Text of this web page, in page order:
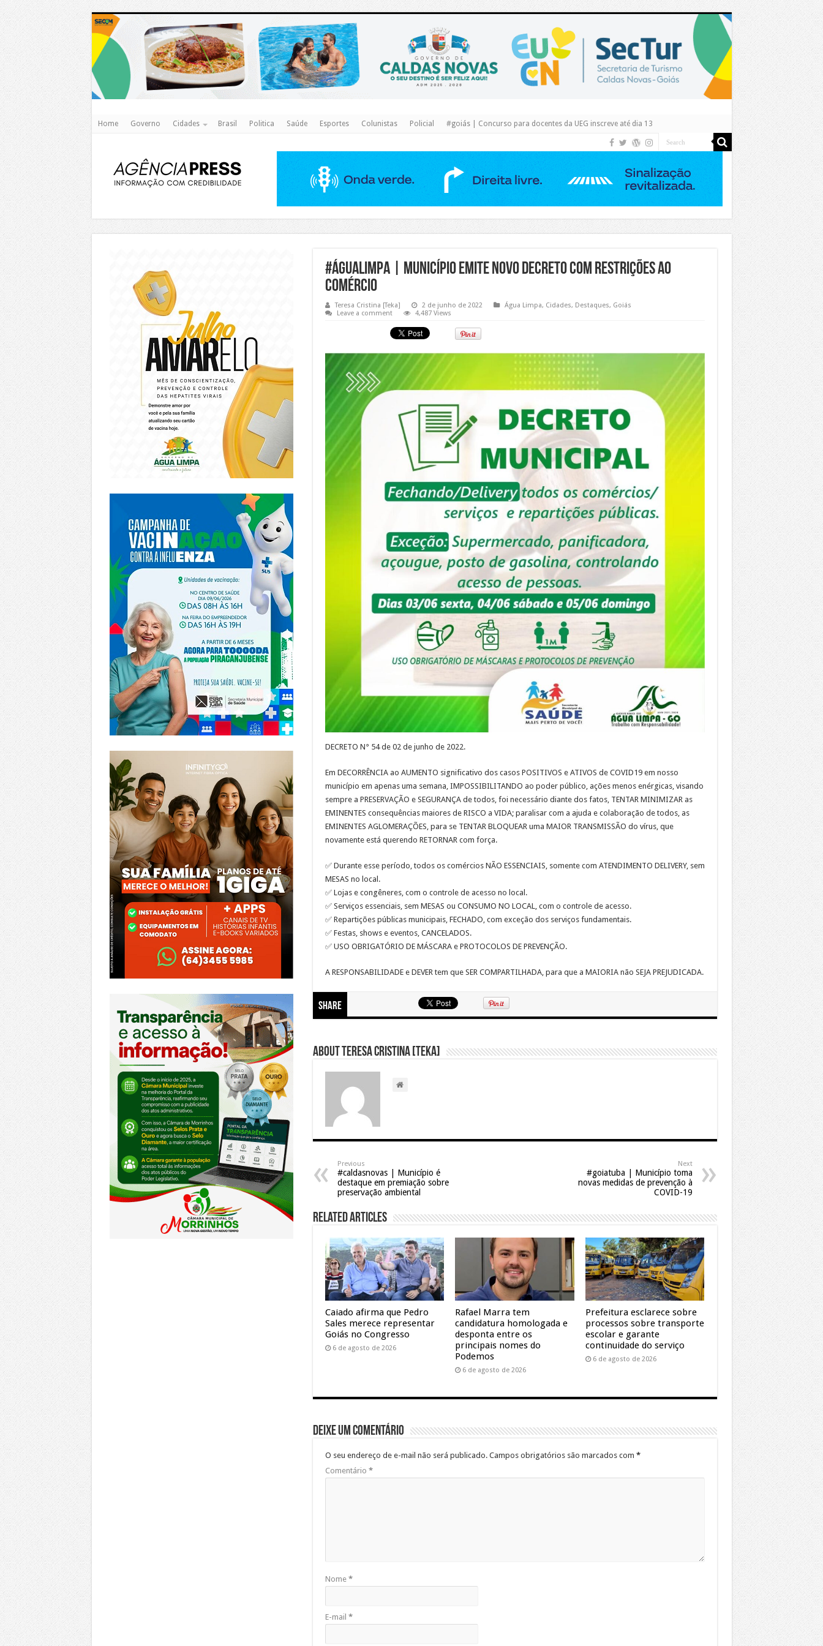
https://www.caldasnovas.go.gov.br/
Home Governo Cidades Brasil Politica Saúde Esportes Colunistas Policial #goiás | Concurso para docentes da UEG inscreve até dia 13
#águalimpa | Município emite novo decreto com restrições ao
comércio
Teresa Cristina [Teka] 2 de junho de 2022 Água Limpa, Cidades, Destaques, Goiás
Leave a comment
4,487 Views
DECRETO N° 54 de 02 de junho de 2022.
Em DECORRÊNCIA ao AUMENTO significativo dos casos POSITIVOS e ATIVOS de COVID19 em nosso
município em apenas uma semana, IMPOSSIBILITANDO ao poder público, ações menos enérgicas, visando
sempre a PRESERVAÇÃO e SEGURANÇA de todos, foi necessário diante dos fatos, TENTAR MINIMIZAR as
EMINENTES consequências maiores de RISCO a VIDA; paralisar com a ajuda e colaboração de todos, as
EMINENTES AGLOMERAÇÕES, para se TENTAR BLOQUEAR uma MAIOR TRANSMISSÃO do vírus, que
novamente está querendo RETORNAR com força.
✅ Durante esse período, todos os comércios NÃO ESSENCIAIS, somente com ATENDIMENTO DELIVERY, sem
MESAS no local.
✅ Lojas e congêneres, com o controle de acesso no local.
✅ Serviços essenciais, sem MESAS ou CONSUMO NO LOCAL, com o controle de acesso.
✅ Repartições públicas municipais, FECHADO, com exceção dos serviços fundamentais.
✅ Festas, shows e eventos, CANCELADOS.
✅ USO OBRIGATÓRIO DE MÁSCARA e PROTOCOLOS DE PREVENÇÃO.
A RESPONSABILIDADE e DEVER tem que SER COMPARTILHADA, para que a MAIORIA não SEJA PREJUDICADA.
Share
About Teresa Cristina [Teka]
Previous
#caldasnovas | Município é
destaque em premiação sobre
preservação ambiental
Next
#goiatuba | Município toma
novas medidas de prevenção à
COVID-19
Related Articles
Caiado afirma que Pedro
Sales merece representar
Goiás no Congresso
6 de agosto de 2026
Rafael Marra tem
candidatura homologada e
desponta entre os
principais nomes do
Podemos
6 de agosto de 2026
Prefeitura esclarece sobre
processos sobre transporte
escolar e garante
continuidade do serviço
6 de agosto de 2026
Deixe um comentário
O seu endereço de e-mail não será publicado. Campos obrigatórios são marcados com *
Comentário *
Nome *
E-mail *
https://piracanjuba.go.gov.br/
https://www.infinitygo.com.br/
https://morrinhos.go.leg.br/